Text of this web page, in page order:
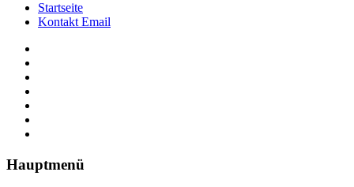
Startseite
Kontakt Email
Hauptmenü